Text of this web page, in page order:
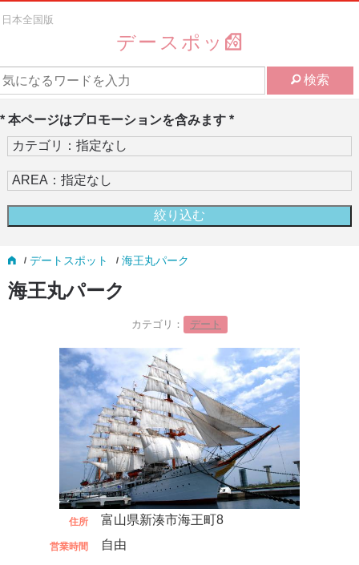
日本全国版
デースポッ
検索
* 本ページはプロモーションを含みます *
デートスポット 海王丸パーク
海王丸パーク
カテゴリ： デート
住所 富山県新湊市海王町8
営業時間 自由